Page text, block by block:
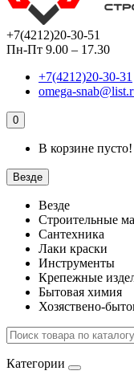
+7(4212)20-30-51
Пн-Пт 9.00 – 17.30
+7(4212)20-30-31
omega-
0
В корзине пусто!
Везде
Везде
Строительные
Сантехника
Лаки краски
Инструменты
Крепежные
Бытовая химия
Хозяствено-
Категории